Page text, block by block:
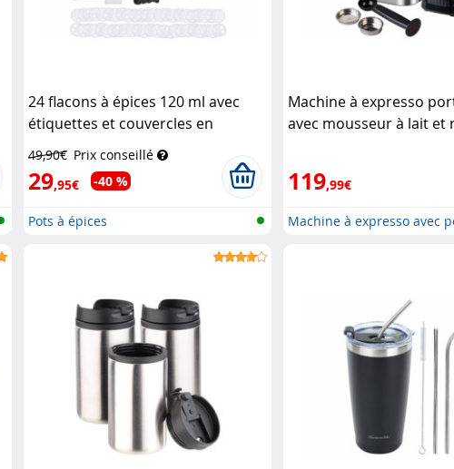
24 flacons à épices 120 ml avec
étiquettes et couvercles en
Rosenstein & Söhne
49,90€ Prix conseillé
29,95€ -40 %
Pots à épices
Machine à expresso
avec mousseur à lait et
119,99€
Machine à expresso avec